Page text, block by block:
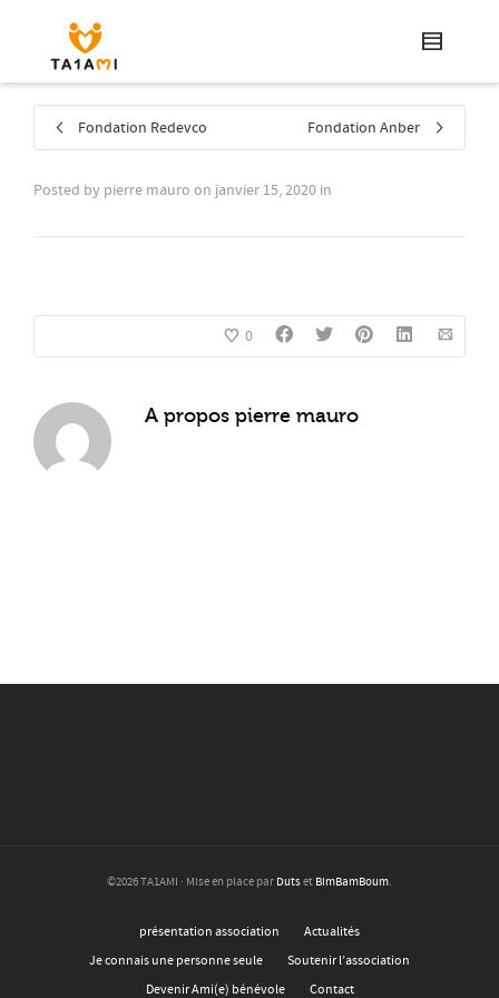
Fondation Redevco Fondation Anber
Posted by pierre mauro on janvier 15, 2020 in
0
A propos pierre mauro
©2026 TA1AMI · Mise en place par Dutset BimBamBoum.
présentation association
Actualités
Je connais une personne seule
Soutenir l’association
Devenir Ami(e) bénévole
Contact